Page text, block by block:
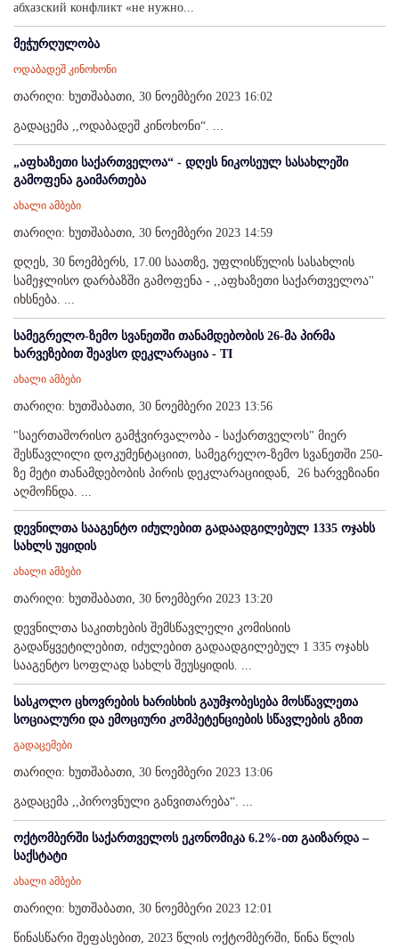
абхазский конфликт «не нужно...
მეჭურღულობა
ოდაბადეშ კინოხონი
თარიღი: ხუთშაბათი, 30 ნოემბერი 2023 16:02
გადაცემა ,,ოდაბადეშ კინოხონი“. ...
„აფხაზეთი საქართველოა“ - დღეს ნიკოსეულ სასახლეში
გამოფენა გაიმართება
ახალი ამბები
თარიღი: ხუთშაბათი, 30 ნოემბერი 2023 14:59
დღეს, 30 ნოემბერს, 17.00 საათზე, უფლისწულის სასახლის
სამეჯლისო დარბაზში გამოფენა - ,,აფხაზეთი საქართველოა''
იხსნება. ...
სამეგრელო-ზემო სვანეთში თანამდებობის 26-მა პირმა
ხარვეზებით შეავსო დეკლარაცია - TI
ახალი ამბები
თარიღი: ხუთშაბათი, 30 ნოემბერი 2023 13:56
"საერთაშორისო გამჭვირვალობა - საქართველოს" მიერ
შესწავლილი დოკუმენტაციით, სამეგრელო-ზემო სვანეთში 250-
ზე მეტი თანამდებობის პირის დეკლარაციიდან, 26 ხარვეზიანი
აღმოჩნდა. ...
დევნილთა სააგენტო იძულებით გადაადგილებულ 1335 ოჯახს
სახლს უყიდის
ახალი ამბები
თარიღი: ხუთშაბათი, 30 ნოემბერი 2023 13:20
დევნილთა საკითხების შემსწავლელი კომისიის
გადაწყვეტილებით, იძულებით გადაადგილებულ 1 335 ოჯახს
სააგენტო სოფლად სახლს შეუსყიდის. ...
სასკოლო ცხოვრების ხარისხის გაუმჯობესება მოსწავლეთა
სოციალური და ემოციური კომპეტენციების სწავლების გზით
გადაცემები
თარიღი: ხუთშაბათი, 30 ნოემბერი 2023 13:06
გადაცემა ,,პიროვნული განვითარება“. ...
ოქტომბერში საქართველოს ეკონომიკა 6.2%-ით გაიზარდა –
საქსტატი
ახალი ამბები
თარიღი: ხუთშაბათი, 30 ნოემბერი 2023 12:01
წინასწარი შეფასებით, 2023 წლის ოქტომბერში, წინა წლის